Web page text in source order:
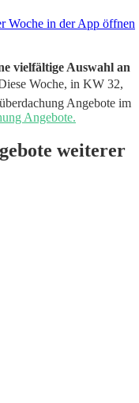
Woche in der App öffnen
vielfältige Auswahl an
Woche, in KW 32,
Angebote im
Angebote.
weiterer